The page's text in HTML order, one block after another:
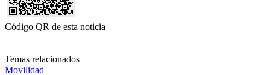
Código QR de esta noticia
Temas relacionados
Movilidad